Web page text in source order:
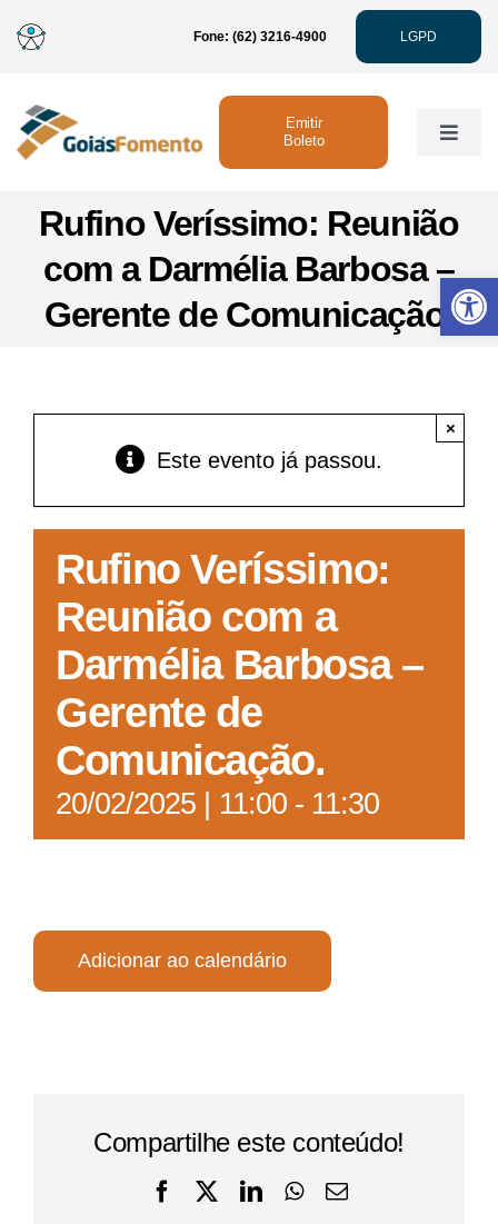
Abrir
para
conteúdo
Fone: (62) 3216-4900 LGPD
Toggle
Institucional
Linhas de Crédito
Acesso à Informação
Emitir
Boleto
Rufino Veríssimo: Reunião
com a Darmélia Barbosa –
Gerente de Comunicação.
Este evento já passou.
×
Rufino Veríssimo:
Reunião com a
Darmélia Barbosa –
Gerente de
Comunicação.
20/02/2025 | 11:00- 11:30
Adicionar ao calendário
Compartilhe este conteúdo!
Facebook
X LinkedInWhatsApp
E-